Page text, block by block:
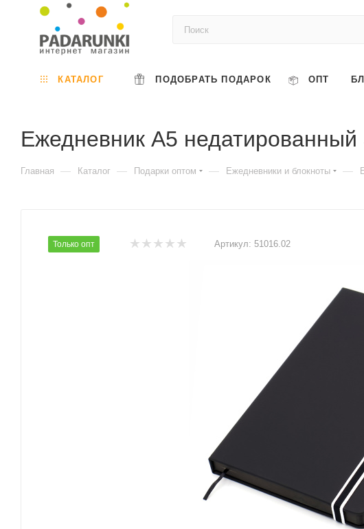
КАТАЛОГ ПОДОБРАТЬ ПОДАРОК ОПТ
Ежедневник A5
Главная — Каталог — Подарки оптом — Ежедневники и блокноты —
Только опт Артикул: 51016.02